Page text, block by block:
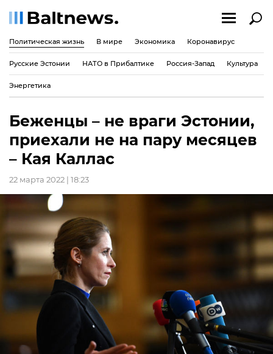
Политическая жизнь В мире Экономика Коронавирус
Русские Эстонии НАТО в Прибалтике Россия-Запад Культура
Энергетика
Беженцы – не враги Эстонии,
приехали не на пару месяцев
– Кая Каллас
22 марта 2022 | 18:23